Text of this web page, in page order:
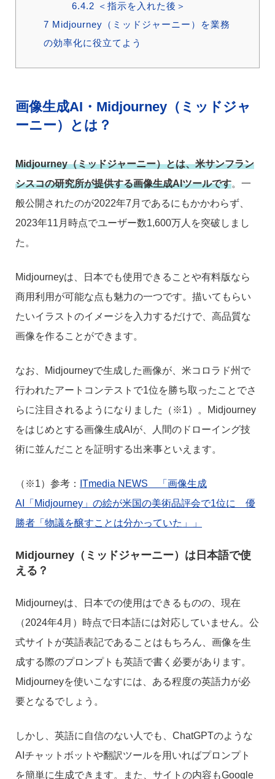
6.4.2 ＜指示を入れた後＞
7 Midjourney（ミッドジャーニー）を業務
の効率化に役立てよう
画像生成AI・Midjourney（ミッドジャ
ーニー）とは？
Midjourney（ミッドジャーニー）とは、米サンフラン
シスコの研究所が提供する画像生成AIツールです。一
般公開されたのが2022年7月であるにもかかわらず、
2023年11月時点でユーザー数1,600万人を突破しまし
た。
Midjourneyは、日本でも使用できることや有料版なら
商用利用が可能な点も魅力の一つです。描いてもらい
たいイラストのイメージを入力するだけで、高品質な
画像を作ることができます。
なお、Midjourneyで生成した画像が、米コロラド州で
行われたアートコンテストで1位を勝ち取ったことでさ
らに注目されるようになりました（※1）。Midjourney
をはじめとする画像生成AIが、人間のドローイング技
術に並んだことを証明する出来事といえます。
（※1）参考：
ITmedia NEWS 「画像生成
AI「Midjourney」の絵が米国の美術品評会で1位に 優
勝者「物議を醸すことは分かっていた」」
Midjourney（ミッドジャーニー）は日本語で使
える？
Midjourneyは、日本での使用はできるものの、現在
（2024年4月）時点で日本語には対応していません。公
式サイトが英語表記であることはもちろん、画像を生
成する際のプロンプトも英語で書く必要があります。
Midjourneyを使いこなすには、ある程度の英語力が必
要となるでしょう。
しかし、英語に自信のない人でも、ChatGPTのような
AIチャットボットや翻訳ツールを用いればプロンプト
を簡単に生成できます。また、サイトの内容もGoogle